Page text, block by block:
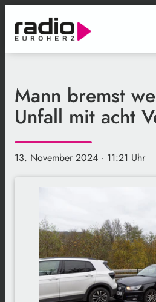
Mann bremst
Unfall mit acht
13. November 2024 · 11:21 Uhr